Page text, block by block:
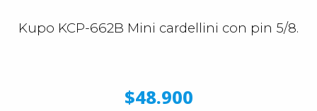
Kupo KCP-662B Mini cardellini con pin 5/8.
$48.900